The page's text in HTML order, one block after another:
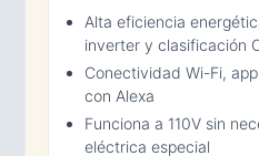
Alta eficiencia
inverter y clasificación
Conectividad Wi-Fi,
con Alexa
Funciona a 110V sin
eléctrica especial